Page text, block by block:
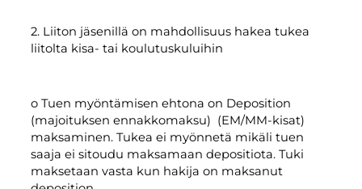
2. Liiton jäsenillä on mahdollisuus hakea tukea
liitolta kisa- tai koulutuskuluihin
o Tuen myöntämisen ehtona on Deposition
(majoituksen ennakkomaksu) (EM/MM-kisat)
maksaminen. Tukea ei myönnetä mikäli tuen
saaja ei sitoudu maksamaan depositiota. Tuki
maksetaan vasta kun hakija on maksanut